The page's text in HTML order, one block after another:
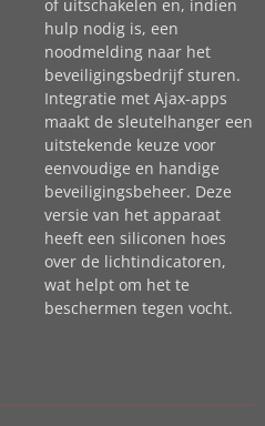
of uitschakelen en, indien
hulp nodig is, een
noodmelding naar het
beveiligingsbedrijf sturen.
Integratie met Ajax-apps
maakt de sleutelhanger een
uitstekende keuze voor
eenvoudige en handige
beveiligingsbeheer. Deze
versie van het apparaat
heeft een siliconen hoes
over de lichtindicatoren,
wat helpt om het te
beschermen tegen vocht.